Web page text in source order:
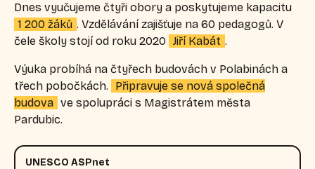
Dnes vyučujeme čtyři obory a poskytujeme kapacitu
1 200 žáků . Vzdělávání zajišťuje na 60 pedagogů. V
čele školy stojí od roku 2020 Jiří Kabát .
Výuka probíhá na čtyřech budovách v Polabinách a
třech pobočkách.
Připravuje se nová společná
budova ve spolupráci s Magistrátem města
Pardubic.
UNESCO ASPnet